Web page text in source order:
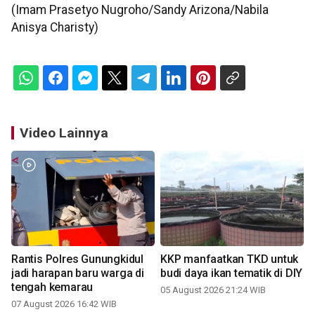
(Imam Prasetyo Nugroho/Sandy Arizona/Nabila
Anisya Charisty)
Video Lainnya
Rantis Polres Gunungkidul
jadi harapan baru warga di
tengah kemarau
07 August 2026 16:42 WIB
KKP manfaatkan TKD untuk
budi daya ikan tematik di DIY
05 August 2026 21:24 WIB